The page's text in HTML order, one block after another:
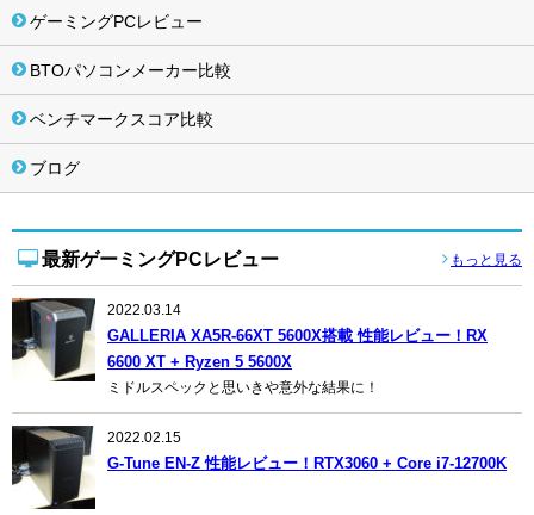
ゲーミングPCレビュー
BTOパソコンメーカー比較
ベンチマークスコア比較
ブログ
最新ゲーミングPCレビュー もっと見る
2022.03.14
GALLERIA XA5R-66XT 5600X搭載 性能レビュー！RX
6600 XT + Ryzen 5 5600X
ミドルスペックと思いきや意外な結果に！
2022.02.15
G-Tune EN-Z 性能レビュー！RTX3060 + Core i7-12700K